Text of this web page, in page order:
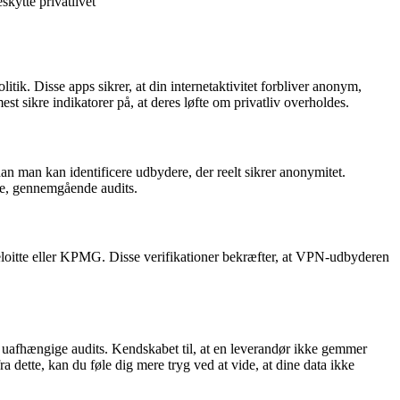
Disse apps sikrer, at din internetaktivitet forbliver anonym,
sikre indikatorer på, at deres løfte om privatliv overholdes.
man kan identificere udbydere, der reelt sikrer anonymitet.
gennemgående audits.
eller KPMG. Disse verifikationer bekræfter, at VPN-udbyderen
audits. Kendskabet til, at en leverandør ikke gemmer
kan du føle dig mere tryg ved at vide, at dine data ikke